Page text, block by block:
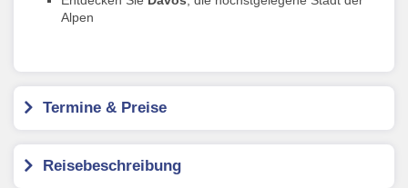
Alpen
Termine & Preise
Reisebeschreibung